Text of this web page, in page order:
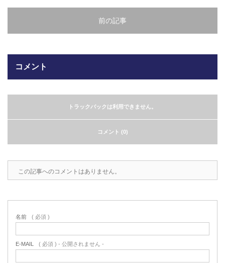
前の記事
コメント
トラックバックは利用できません。
コメント (0)
この記事へのコメントはありません。
名前 ( 必須 )
E-MAIL ( 必須 ) - 公開されません -
カビこんばいカタログ（PDF）
ガラスクロスHT-FLカタログ（PDF）
お問合わせ
MFテープ剥離試験①内容機材SUS304
を固定し、テスト機材を引張り試験機
今、結露、湿気などの問い合わせが増
が、冷蔵庫、…
印刷塗工工程で溶剤系塗料をご使用の
が発生する…